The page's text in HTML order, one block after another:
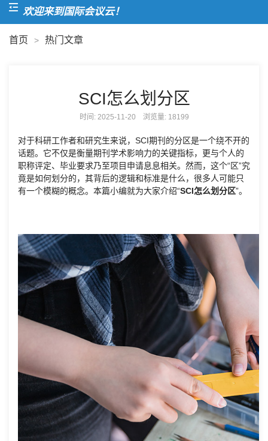
欢迎来到国际会议云！
首页 > 热门文章
SCI怎么划分区
时间: 2025-11-20 浏览量: 18199
对于科研工作者和研究生来说，SCI期刊的分区是一个绕不开的
话题。它不仅是衡量期刊学术影响力的关键指标，更与个人的
职称评定、毕业要求乃至项目申请息息相关。然而，这个“区”究
竟是如何划分的，其背后的逻辑和标准是什么，很多人可能只
有一个模糊的概念。本篇小编就为大家介绍“SCI怎么划分区”。